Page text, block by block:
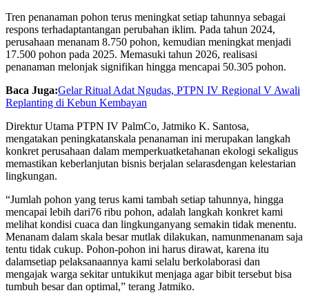
Tren penanaman pohon terus meningkat setiap tahunnya sebagai
respons terhadaptantangan perubahan iklim. Pada tahun 2024,
perusahaan menanam 8.750 pohon, kemudian meningkat menjadi
17.500 pohon pada 2025. Memasuki tahun 2026, realisasi
penanaman melonjak signifikan hingga mencapai 50.305 pohon.
Baca Juga:Gelar Ritual Adat Ngudas, PTPN IV Regional V Awali
Replanting di Kebun Kembayan
DirekturUtama PTPN IV PalmCo, Jatmiko K. Santosa,
mengatakan peningkatanskala penanaman ini merupakan langkah
konkret perusahaan dalam memperkuatketahanan ekologi sekaligus
memastikan keberlanjutan bisnis berjalan selarasdengan kelestarian
lingkungan.
“Jumlah pohon yang terus kami tambah setiap tahunnya, hingga
mencapai lebih dari76 ribu pohon, adalah langkah konkret kami
melihat kondisi cuaca dan lingkunganyang semakin tidak menentu.
Menanam dalam skala besar mutlak dilakukan, namunmenanam saja
tentu tidak cukup. Pohon-pohon ini harus dirawat, karena itu
dalamsetiap pelaksanaannya kami selalu berkolaborasi dan
mengajak warga sekitar untukikut menjaga agarbibit tersebut bisa
tumbuh besardan optimal,” terang Jatmiko.